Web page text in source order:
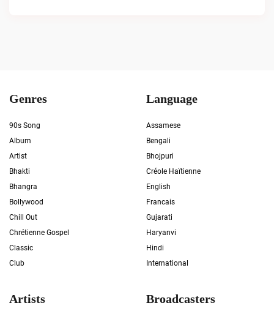
Genres
90s Song
Album
Artist
Bhakti
Bhangra
Bollywood
Chill Out
Chrétienne Gospel
Classic
Club
Language
Assamese
Bengali
Bhojpuri
Créole Haïtienne
English
Francais
Gujarati
Haryanvi
Hindi
International
Artists Broadcasters